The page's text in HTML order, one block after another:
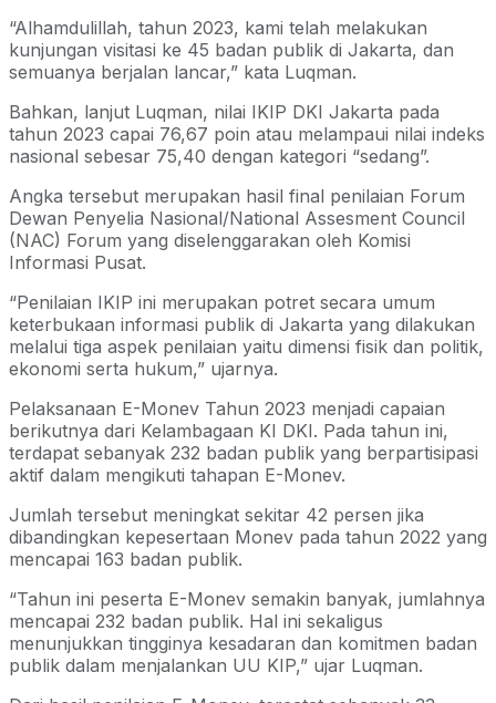
“Alhamdulillah, tahun 2023, kami telah melakukan
kunjungan visitasi ke 45 badan publik di Jakarta, dan
semuanya berjalan lancar,” kata Luqman.
Bahkan, lanjut Luqman, nilai IKIP DKI Jakarta pada
tahun 2023 capai 76,67 poin atau melampaui nilai indeks
nasional sebesar 75,40 dengan kategori “sedang”.
Angka tersebut merupakan hasil final penilaian Forum
Dewan Penyelia Nasional/National Assesment Council
(NAC) Forum yang diselenggarakan oleh Komisi
Informasi Pusat.
“Penilaian IKIP ini merupakan potret secara umum
keterbukaan informasi publik di Jakarta yang dilakukan
melalui tiga aspek penilaian yaitu dimensi fisik dan politik,
ekonomi serta hukum,” ujarnya.
Pelaksanaan E-Monev Tahun 2023 menjadi capaian
berikutnya dari Kelambagaan KI DKI. Pada tahun ini,
terdapat sebanyak 232 badan publik yang berpartisipasi
aktif dalam mengikuti tahapan E-Monev.
Jumlah tersebut meningkat sekitar 42 persen jika
dibandingkan kepesertaan Monev pada tahun 2022 yang
mencapai 163 badan publik.
“Tahun ini peserta E-Monev semakin banyak, jumlahnya
mencapai 232 badan publik. Hal ini sekaligus
menunjukkan tingginya kesadaran dan komitmen badan
publik dalam menjalankan UU KIP,” ujar Luqman.